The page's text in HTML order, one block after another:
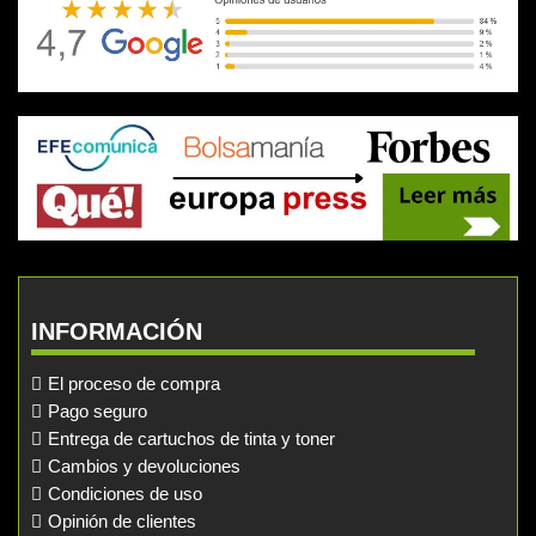
INFORMACIÓN
El proceso de compra
Pago seguro
Entrega de cartuchos de tinta y toner
Cambios y devoluciones
Condiciones de uso
Opinión de clientes